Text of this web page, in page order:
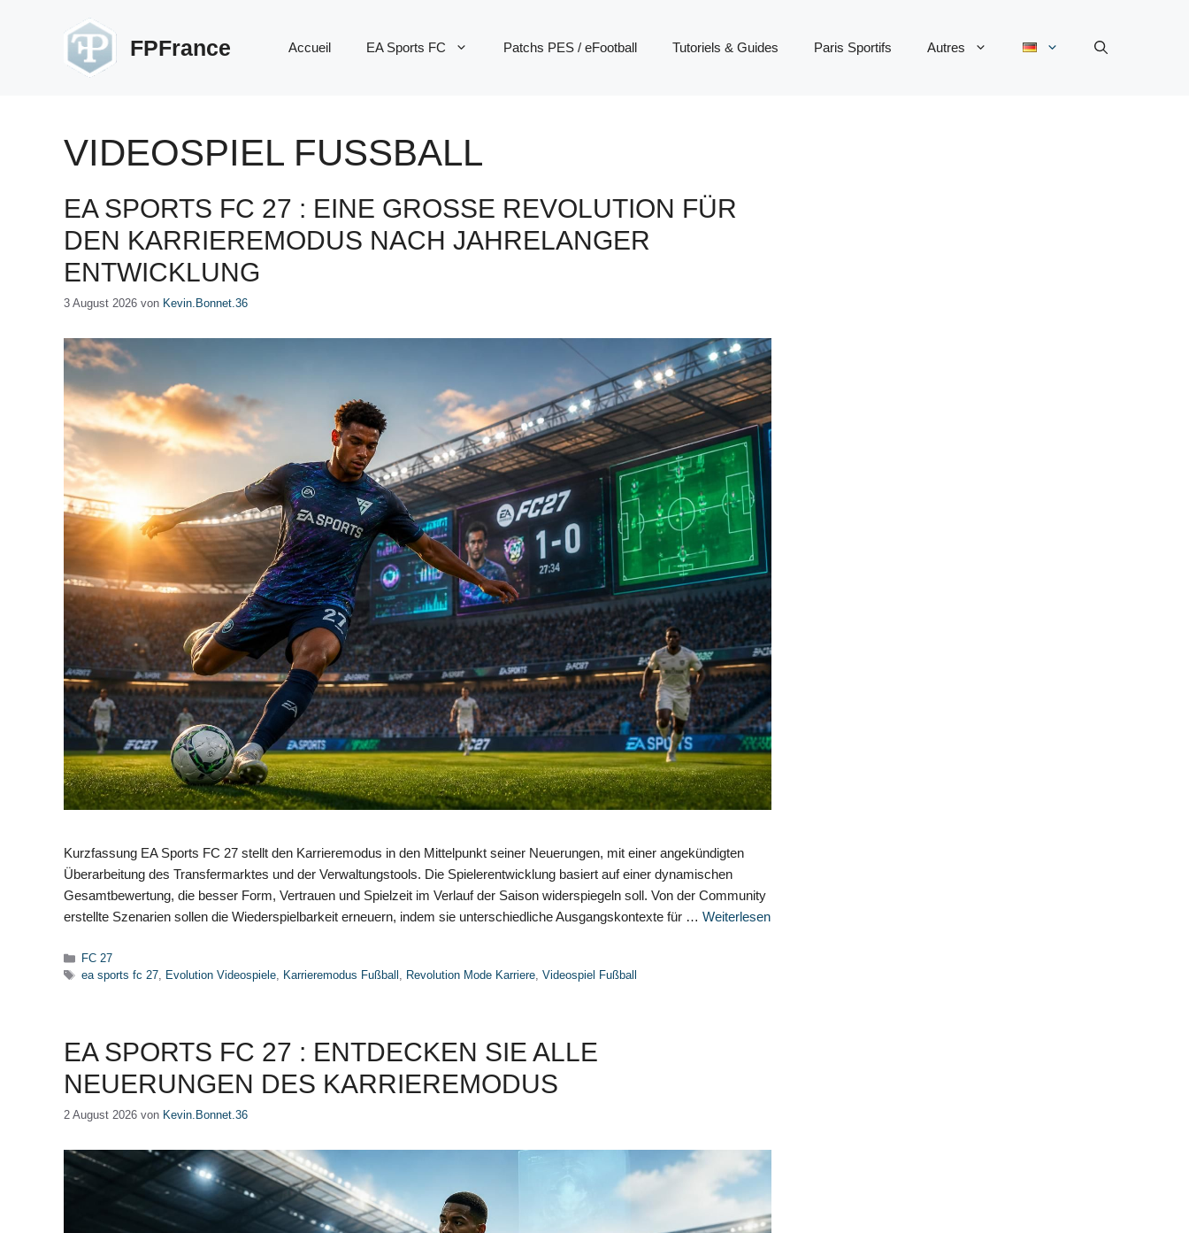
FPFrance Accueil EA Sports FC Patchs PES / eFootball Tutoriels & Guides Paris Sportifs Autres
VIDEOSPIEL FUSSBALL
EA SPORTS FC 27 : EINE GROSSE REVOLUTION FÜR D
EN KARRIEREMODUS NACH JAHRELANGER E
NTWICKLUNG
3 August 2026 von Kevin.Bonnet.36
Kurzfassung EA Sports FC 27 stellt den Karrieremodus in den Mittelpunkt seiner Neuerungen, mit einer angekündigten
Überarbeitung des Transfermarktes und der Verwaltungstools. Die Spielerentwicklung basiert auf einer dynamischen
Gesamtbewertung, die besser Form, Vertrauen und Spielzeit im Verlauf der Saison widerspiegeln soll. Von der Community
erstellte Szenarien sollen die Wiederspielbarkeit erneuern, indem sie unterschiedliche Ausgangskontexte für … Weiterlesen
Kategorien
FC 27
Schlagwörter
ea sports fc 27, Evolution Videospiele, Karrieremodus Fußball , Revolution Mode Karriere,Videospiel Fußball
EA SPORTS FC 27 : ENTDECKEN SIE ALLE
NEUERUNGEN DES KARRIEREMODUS
2 August 2026 von Kevin.Bonnet.36